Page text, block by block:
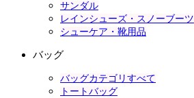
サンダル
レインシューズ・スノーブーツ
シューケア・靴用品
バッグ
バッグカテゴリすべて
トートバッグ